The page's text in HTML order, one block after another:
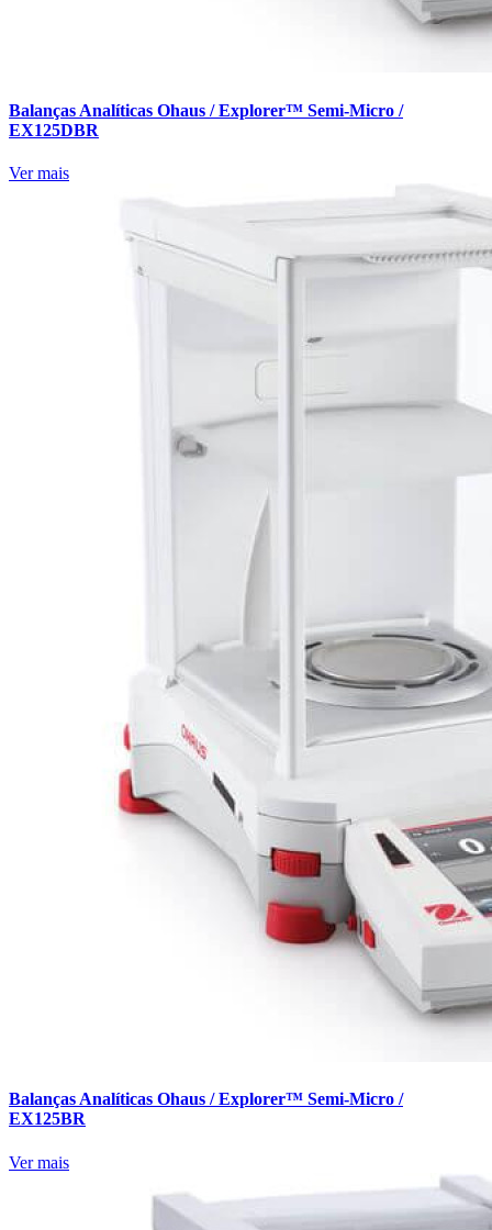
Balanças Analíticas Ohaus / Explorer™ Semi-Micro /
EX125DBR
Ver mais
Balanças Analíticas Ohaus / Explorer™ Semi-Micro /
EX125BR
Ver mais